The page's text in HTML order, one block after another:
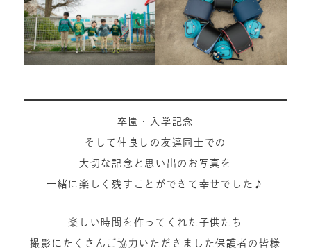
卒園・入学記念
そして仲良しの友達同士での
大切な記念と思い出のお写真を
一緒に楽しく残すことができて幸せでした♪
楽しい時間を作ってくれた子供たち
撮影にたくさんご協力いただきました保護者の皆様